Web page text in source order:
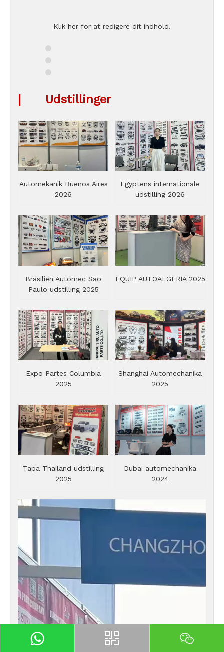
Klik her for at redigere dit indhold.
| Udstillinger
Automekanik Buenos Aires
2026
Egyptens internationale
udstilling 2026
Brasilien Automec Sao
Paulo udstilling 2025
EQUIP AUTOALGERIA 2025
Expo Partes Columbia
2025
Shanghai Automechanika
2025
Tapa Thailand udstilling
2025
Dubai automechanika
2024